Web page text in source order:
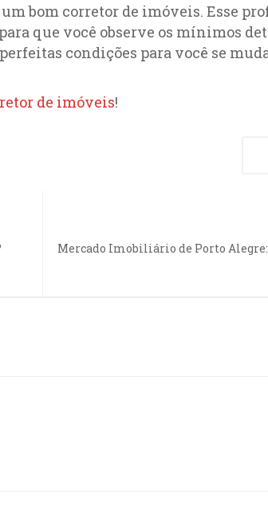
bom corretor de imóveis. Esse
que você observe os mínimos
condições para você se
de imóveis!
Mercado Imobiliário de Porto